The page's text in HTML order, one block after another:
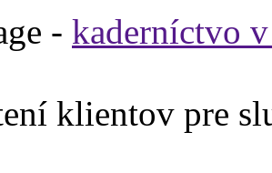
- kaderníctvo
klientov pre